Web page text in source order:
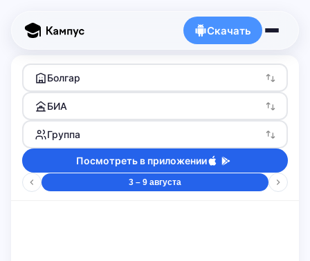
Скачать
Болгар
БИА
Группа
Посмотреть в приложении
3 – 9 августа